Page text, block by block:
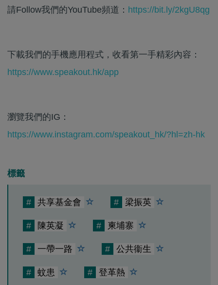
請Follow我們的YouTube頻道： https://bit.ly/2kgU8qg
下載我們的手機應用程式，收看第一手精彩內容：
https://www.speakout.hk/app
瀏覽我們的IG：
https://www.instagram.com/speakout_hk/?hl=zh-hk
標籤
# 共享基金會 # 梁振英
# 陳英凝 # 柬埔寨
# 一帶一路 # 公共衞生
# 蚊患 # 登革熱